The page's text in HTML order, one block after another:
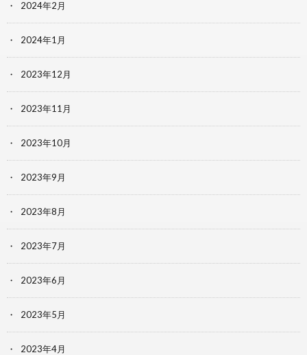
2024年2月
2024年1月
2023年12月
2023年11月
2023年10月
2023年9月
2023年8月
2023年7月
2023年6月
2023年5月
2023年4月